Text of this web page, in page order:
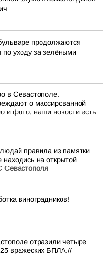
продолжаются
по уходу за зелёными
в Севастополе.
о массированной
и фото, наши новости есть
правила из памятки
на открытой
Севастополя
виноградников!
отразили четыре
вражеских БПЛА.//